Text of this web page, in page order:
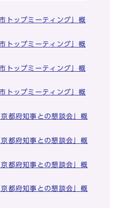
ップミーティング」概
ップミーティング」概
ップミーティング」概
ップミーティング」概
都府知事との懇談会」概
都府知事との懇談会」概
都府知事との懇談会」概
都府知事との懇談会」概